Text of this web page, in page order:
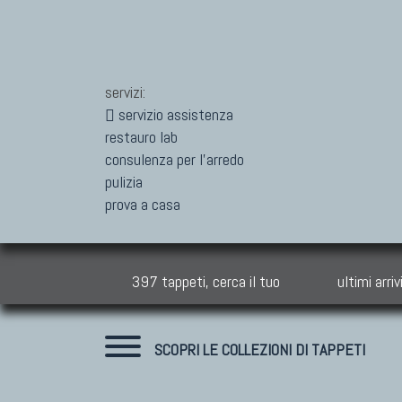
servizi:
servizio assistenza
restauro lab
consulenza per l'arredo
pulizia
prova a casa
397 tappeti, cerca il tuo ultimi arrivi
SCOPRI LE COLLEZIONI DI TAPPETI